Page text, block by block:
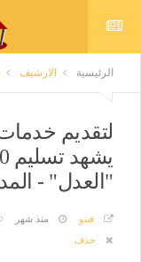
الرئيسية الارشيف
لتقديم
"العدل" -
فيتو منذ شهر
حذف